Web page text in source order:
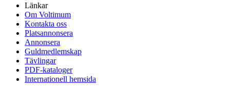
Länkar
Om Voltimum
Kontakta oss
Platsannonsera
Annonsera
Guldmedlemskap
Tävlingar
PDF-kataloger
Internationell hemsida